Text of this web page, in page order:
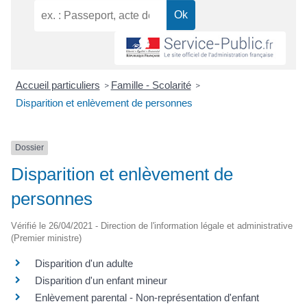
Accueil particuliers > Famille - Scolarité >
Disparition et enlèvement de personnes
Dossier
Disparition et enlèvement de
personnes
Vérifié le 26/04/2021 - Direction de l'information légale et administrative
(Premier ministre)
Disparition d'un adulte
Disparition d'un enfant mineur
Enlèvement parental - Non-représentation d'enfant